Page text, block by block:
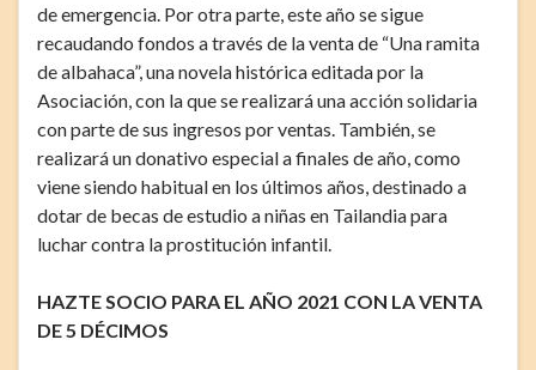
de emergencia. Por otra parte, este año se sigue
recaudando fondos a través de la venta de “Una ramita
de albahaca”, una novela histórica editada por la
Asociación, con la que se realizará una acción solidaria
con parte de sus ingresos por ventas. También, se
realizará un donativo especial a finales de año, como
viene siendo habitual en los últimos años, destinado a
dotar de becas de estudio a niñas en Tailandia para
luchar contra la prostitución infantil.
HAZTE SOCIO PARA EL AÑO 2021 CON LA VENTA
DE 5 DÉCIMOS